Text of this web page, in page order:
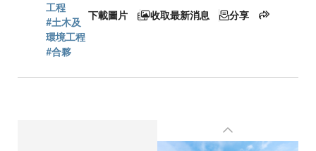
結
工程
#土木及
環境工程
#合夥
下載圖片 收取最新消息 分享